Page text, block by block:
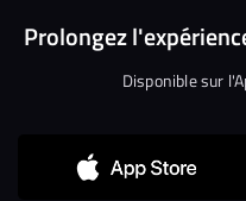
Prolongez
Disponible sur